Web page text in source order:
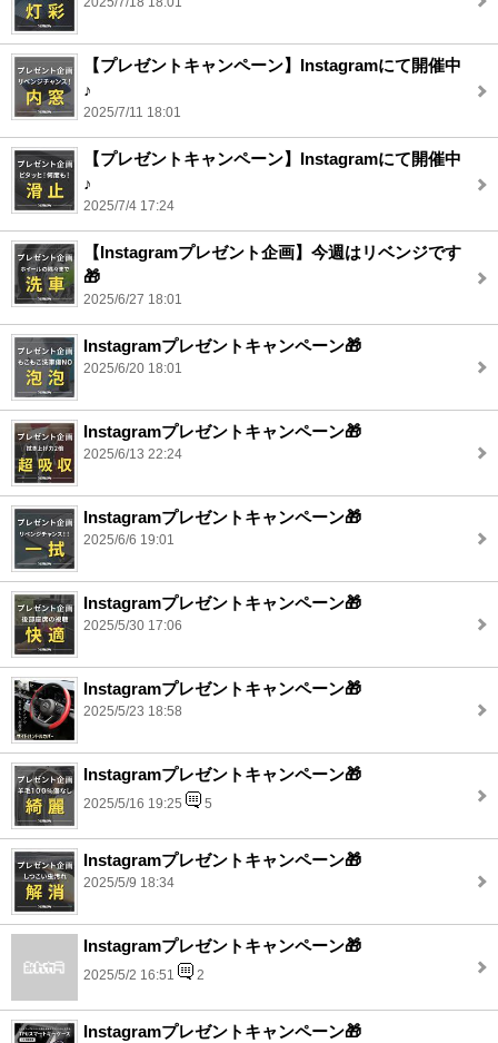
【プレゼントキャンペーン】Instagramにて開催中
♪
2025/7/11 18:01
【プレゼントキャンペーン】Instagramにて開催中
♪
2025/7/4 17:24
【Instagramプレゼント企画】今週はリベンジです
🎁
2025/6/27 18:01
Instagramプレゼントキャンペーン🎁
2025/6/20 18:01
Instagramプレゼントキャンペーン🎁
2025/6/13 22:24
Instagramプレゼントキャンペーン🎁
2025/6/6 19:01
Instagramプレゼントキャンペーン🎁
2025/5/30 17:06
Instagramプレゼントキャンペーン🎁
2025/5/23 18:58
Instagramプレゼントキャンペーン🎁
2025/5/16 19:25 5
Instagramプレゼントキャンペーン🎁
2025/5/9 18:34
Instagramプレゼントキャンペーン🎁
2025/5/2 16:51 2
Instagramプレゼントキャンペーン🎁